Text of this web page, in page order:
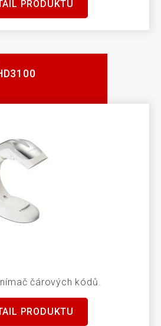
PRODUKTU
čárových kódů.
PRODUKTU